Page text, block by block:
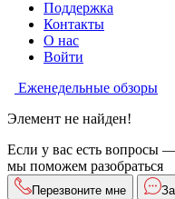
Поддержка
Контакты
О нас
Войти
Еженедельные обзоры
Элемент не найден!
Если у вас есть вопросы
мы поможем разобраться
Перезвоните мне